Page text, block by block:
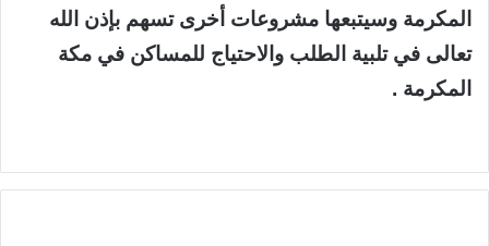
المكرمة وسيتبعها مشروعات أخرى تسهم بإذن الله
تعالى في تلبية الطلب والاحتياج للمساكن في مكة
المكرمة .